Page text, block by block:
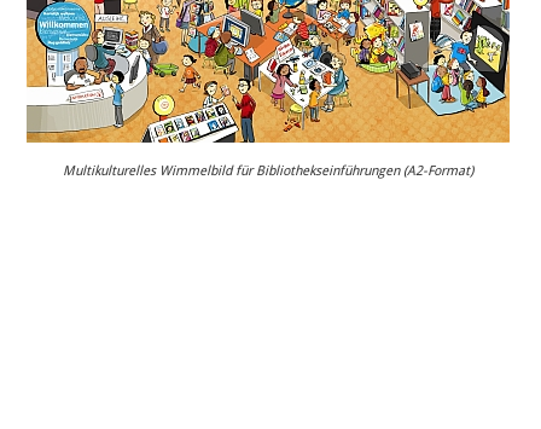
Multikulturelles Wimmelbild für Bibliothekseinführungen (A2-Format)